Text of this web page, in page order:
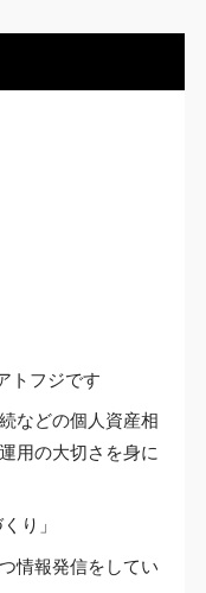
トフジです
などの個人資産相
用の大切さを身に
り」
情報発信をしてい